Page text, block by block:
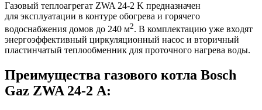
Газовый теплоагрегат ZWA 24-2 K предназначен
для эксплуатации в контуре обогрева и горячего
водоснабжения домов до 240 м2. В комплектацию уже входят
энергоэффективный циркуляционный насос и вторичный
пластинчатый теплообменник для проточного нагрева воды.
Преимущества газового котла Bosch
Gaz ZWA 24-2 A: